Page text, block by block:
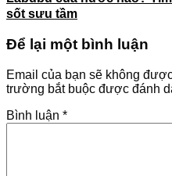
sốt sưu tầm
Để lại một bình luận
Email của bạn sẽ không
trường bắt buộc được đánh
Bình luận *